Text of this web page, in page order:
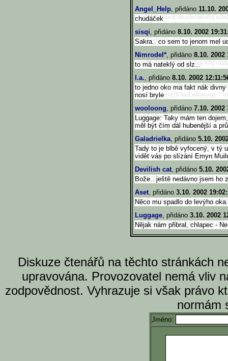
Angel_Help, přidáno 11.10.
chudáček
sisqi, přidáno 8.10. 2002
Sakra.. co sem to jenom mel
Nimrodel*, přidáno 8.10. 2002
to má nateklý od slz...
l.a., přidáno 8.10. 2002
to jedno oko ma fakt nák
nosí bryle
wooloong, přidáno 7.10. 2002
Luggage: Taky mám ten
měl být čím dál hubenější a
Galadrielka, přidáno 5.10.
Tady to je blbě vyfocený, v tý
vidět vás po slízání Emyn
Devilish cat, přidáno 5.10.
Bože...ještě nedávno jsem ho
Aset, přidáno 3.10. 2002
Něco mu spadlo do levýho
Luggage, přidáno 3.10. 2002
Nějak nám přibral, chlapec -
Diskuze čtenářů na těchto stránkách
upravována. Provozovatel nemá vliv
zodpovědnost. Vyhrazuje si však právo
normám
Jméno: